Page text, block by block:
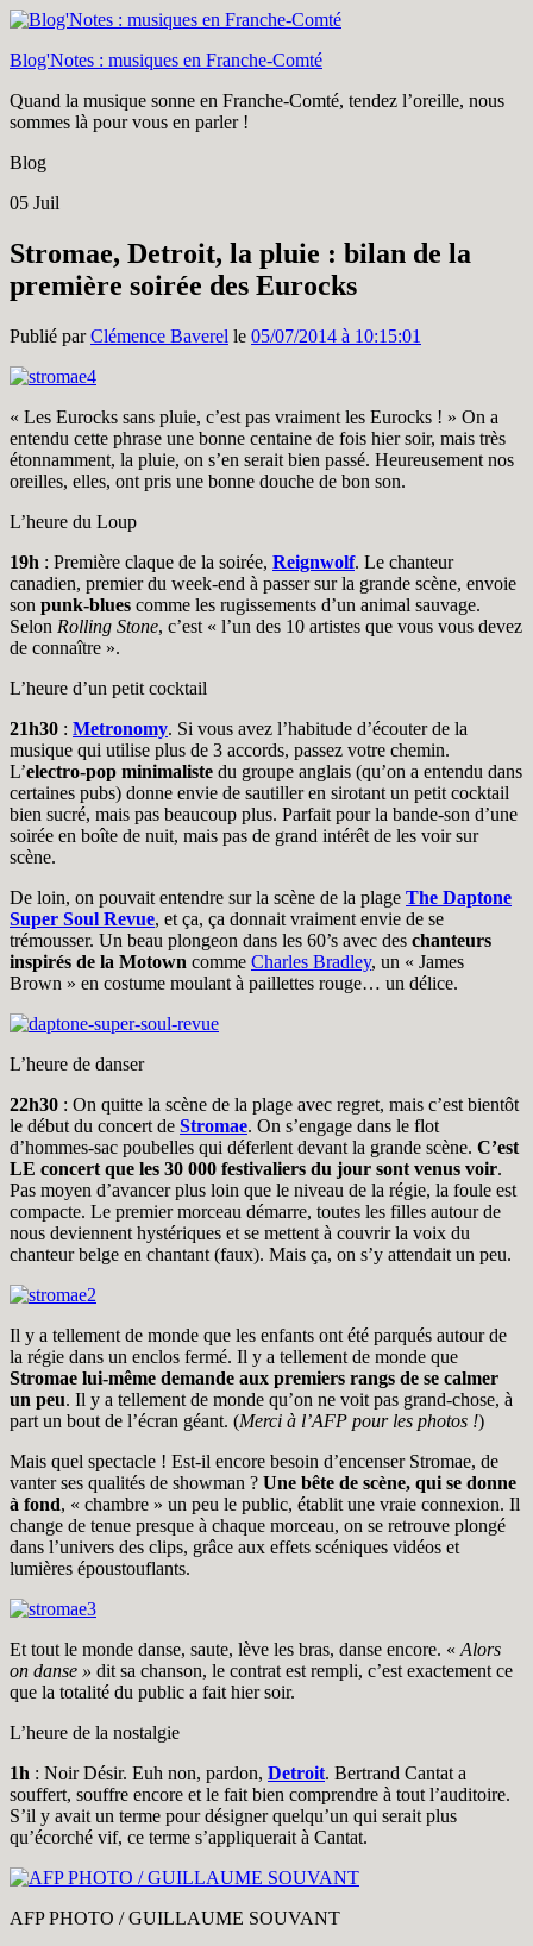
Blog'Notes : musiques en Franche-Comté
Quand la musique sonne en Franche-Comté, tendez l’oreille, nous
sommes là pour vous en parler !
Blog
05 Juil
Stromae, Detroit, la pluie : bilan de la
première soirée des Eurocks
Publié parClémence Baverel le 05/07/2014 à 10:15:01
« Les Eurocks sans pluie, c’est pas vraiment les Eurocks ! » On a
entendu cette phrase une bonne centaine de fois hier soir, mais très
étonnamment, la pluie, on s’en serait bien passé. Heureusement nos
oreilles, elles, ont pris une bonne douche de bon son.
L’heure du Loup
19h : Première claque de la soirée, Reignwolf. Le chanteur
canadien, premier du week-end à passer sur la grande scène, envoie
son punk-blues comme les rugissements d’un animal sauvage.
Selon Rolling Stone, c’est « l’un des 10 artistes que vous vous devez
de connaître ».
L’heure d’un petit cocktail
21h30 : Metronomy. Si vous avez l’habitude d’écouter de la
musique qui utilise plus de 3 accords, passez votre chemin.
L’electro-pop minimaliste du groupe anglais (qu’on a entendu dans
certaines pubs) donne envie de sautiller en sirotant un petit cocktail
bien sucré, mais pas beaucoup plus. Parfait pour la bande-son d’une
soirée en boîte de nuit, mais pas de grand intérêt de les voir sur
scène.
De loin, on pouvait entendre sur la scène de la plage The Daptone
Super Soul Revue, et ça, ça donnait vraiment envie de se
trémousser. Un beau plongeon dans les 60’s avec des chanteurs
inspirés de la Motown comme Charles Bradley, un « James
Brown » en costume moulant à paillettes rouge… un délice.
L’heure de danser
22h30 : On quitte la scène de la plage avec regret, mais c’est bientôt
le début du concert de Stromae. On s’engage dans le flot
d’hommes-sac poubelles qui déferlent devant la grande scène. C’est
LE concert que les 30 000 festivaliers du jour sont venus voir.
Pas moyen d’avancer plus loin que le niveau de la régie, la foule est
compacte. Le premier morceau démarre, toutes les filles autour de
nous deviennent hystériques et se mettent à couvrir la voix du
chanteur belge en chantant (faux). Mais ça, on s’y attendait un peu.
Il y a tellement de monde que les enfants ont été parqués autour de
la régie dans un enclos fermé. Il y a tellement de monde que
Stromae lui-même demande aux premiers rangs de se calmer
un peu. Il y a tellement de monde qu’on ne voit pas grand-chose, à
part un bout de l’écran géant. (Merci à l’AFP pour les photos !)
Mais quel spectacle ! Est-il encore besoin d’encenser Stromae, de
vanter ses qualités de showman ? Une bête de scène, qui se donne
à fond, « chambre » un peu le public, établit une vraie connexion. Il
change de tenue presque à chaque morceau, on se retrouve plongé
dans l’univers des clips, grâce aux effets scéniques vidéos et
lumières époustouflants.
Et tout le monde danse, saute, lève les bras, danse encore. « Alors
on danse » dit sa chanson, le contrat est rempli, c’est exactement ce
que la totalité du public a fait hier soir.
L’heure de la nostalgie
1h : Noir Désir. Euh non, pardon, Detroit. Bertrand Cantat a
souffert, souffre encore et le fait bien comprendre à tout l’auditoire.
S’il y avait un terme pour désigner quelqu’un qui serait plus
qu’écorché vif, ce terme s’appliquerait à Cantat.
AFP PHOTO / GUILLAUME SOUVANT